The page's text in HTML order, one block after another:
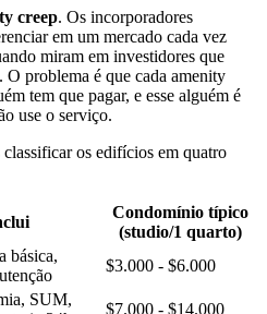
creep. Os incorporadores
em um mercado cada vez
miram em investidores que
problema é que cada amenity
tem que pagar, e esse alguém é
use o serviço.
os edifícios em quatro
Condomínio típico
(studio/1 quarto)
básica,
$3.000 - $6.000
SUM,
$7.000 - $14.000